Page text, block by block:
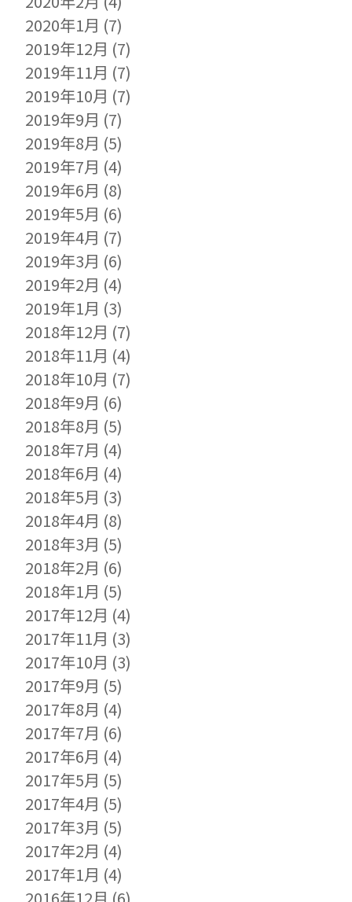
2020年1月 (7)
2019年12月 (7)
2019年11月 (7)
2019年10月 (7)
2019年9月 (7)
2019年8月 (5)
2019年7月 (4)
2019年6月 (8)
2019年5月 (6)
2019年4月 (7)
2019年3月 (6)
2019年2月 (4)
2019年1月 (3)
2018年12月 (7)
2018年11月 (4)
2018年10月 (7)
2018年9月 (6)
2018年8月 (5)
2018年7月 (4)
2018年6月 (4)
2018年5月 (3)
2018年4月 (8)
2018年3月 (5)
2018年2月 (6)
2018年1月 (5)
2017年12月 (4)
2017年11月 (3)
2017年10月 (3)
2017年9月 (5)
2017年8月 (4)
2017年7月 (6)
2017年6月 (4)
2017年5月 (5)
2017年4月 (5)
2017年3月 (5)
2017年2月 (4)
2017年1月 (4)